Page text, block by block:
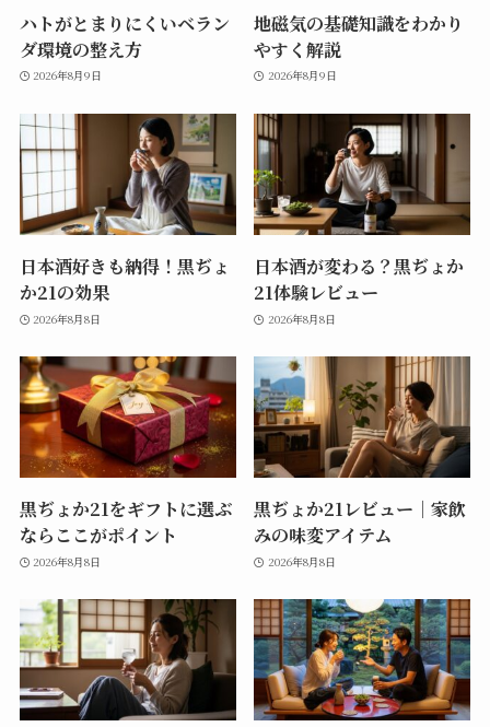
ハトがとまりにくいベラン
ダ環境の整え方
2026年8月9日
地磁気の基礎知識をわかり
やすく解説
2026年8月9日
日本酒好きも納得！黒ぢょ
か21の効果
2026年8月8日
日本酒が変わる？黒ぢょか
21体験レビュー
2026年8月8日
黒ぢょか21をギフトに選ぶ
ならここがポイント
2026年8月8日
黒ぢょか21レビュー｜家飲
みの味変アイテム
2026年8月8日